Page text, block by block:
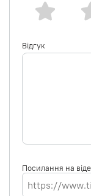
Відгук
Посилання на